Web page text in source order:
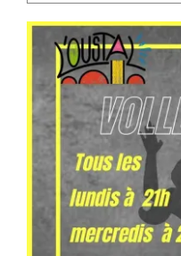
L’accueil
Séniors, Vie locale